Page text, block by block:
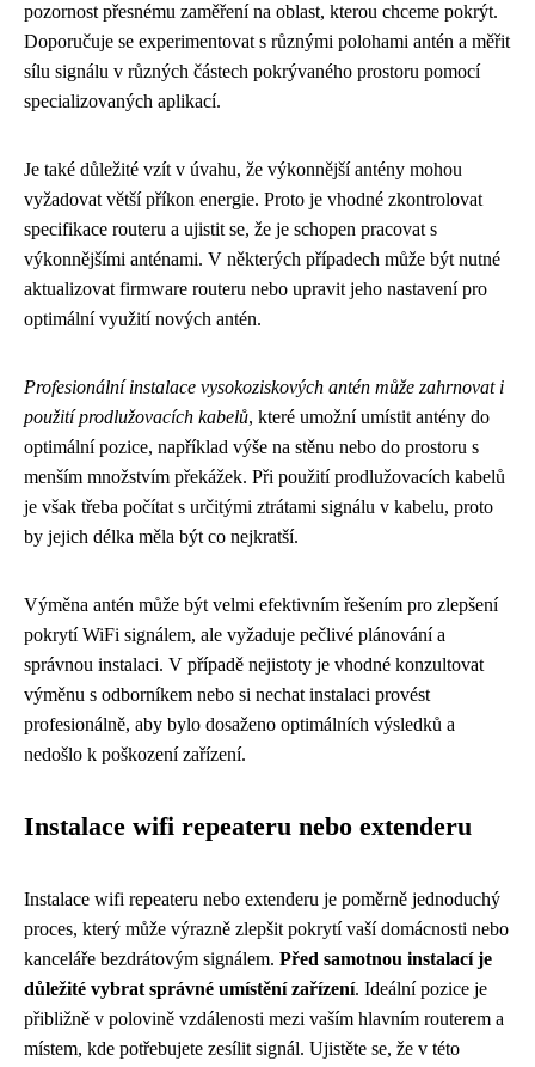
pozornost přesnému zaměření na oblast, kterou chceme pokrýt.
Doporučuje se experimentovat s různými polohami antén a měřit
sílu signálu v různých částech pokrývaného prostoru pomocí
specializovaných aplikací.
Je také důležité vzít v úvahu, že výkonnější antény mohou
vyžadovat větší příkon energie. Proto je vhodné zkontrolovat
specifikace routeru a ujistit se, že je schopen pracovat s
výkonnějšími anténami. V některých případech může být nutné
aktualizovat firmware routeru nebo upravit jeho nastavení pro
optimální využití nových antén.
Profesionální instalace vysokoziskových antén může zahrnovat i
použití prodlužovacích kabelů, které umožní umístit antény do
optimální pozice, například výše na stěnu nebo do prostoru s
menším množstvím překážek. Při použití prodlužovacích kabelů
je však třeba počítat s určitými ztrátami signálu v kabelu, proto
by jejich délka měla být co nejkratší.
Výměna antén může být velmi efektivním řešením pro zlepšení
pokrytí WiFi signálem, ale vyžaduje pečlivé plánování a
správnou instalaci. V případě nejistoty je vhodné konzultovat
výměnu s odborníkem nebo si nechat instalaci provést
profesionálně, aby bylo dosaženo optimálních výsledků a
nedošlo k poškození zařízení.
Instalace wifi repeateru nebo extenderu
Instalace wifi repeateru nebo extenderu je poměrně jednoduchý
proces, který může výrazně zlepšit pokrytí vaší domácnosti nebo
kanceláře bezdrátovým signálem. Před samotnou instalací je
důležité vybrat správné umístění zařízení. Ideální pozice je
přibližně v polovině vzdálenosti mezi vaším hlavním routerem a
místem, kde potřebujete zesílit signál. Ujistěte se, že v této